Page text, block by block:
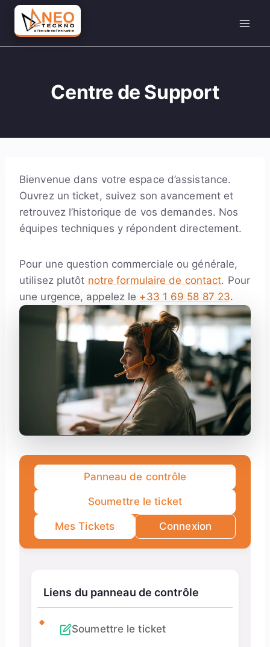
Aller
contenu
Centre de Support
Bienvenue dans votre espace d’assistance.
Ouvrez un ticket, suivez son avancement et
retrouvez l’historique de vos demandes. Nos
équipes techniques y répondent directement.
Pour une question commerciale ou générale,
utilisez plutôt notre formulaire de contact. Pour
une urgence, appelez le +33 1 69 58 87 23.
Panneau de contrôle
Soumettre le ticket
Mes Tickets Connexion
Liens du panneau de contrôle
Soumettre le ticket